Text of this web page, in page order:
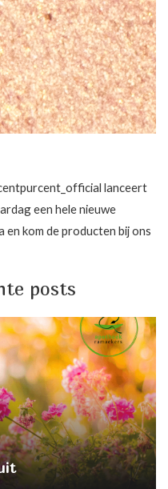
lanceert
een hele nieuwe
en kom de producten bij ons
posts